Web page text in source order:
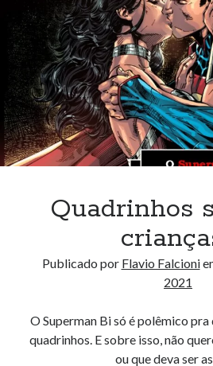
Quadrinhos
Publicado por Flavio Falcioni
2021
O Superman Bi só é polêmico pra
quadrinhos. E sobre isso, não
ou que deva ser